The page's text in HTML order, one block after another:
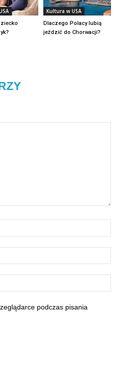
Kultura w USA
Dlaczego Polacy lubią
jeździć do Chorwacji?
podczas pisania